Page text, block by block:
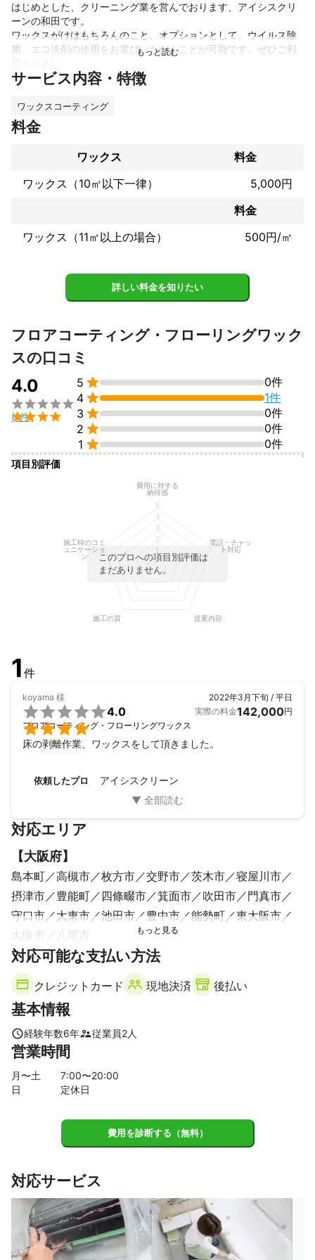
はじめとした、クリーニング業を営んでおります、アイシスクリ
ーンの和田です。
ワックスがけはもちろんのこと、オプションとして、ウイルス除
菌、エコ洗剤の使用をお選びいただくことが可能です。ぜひご利
親切丁寧で幅広い対応を強みとしております。
これまでの実績
一般家庭～工務店様、不動産など様々な所で施工させていただい
アピールポイント
クリーニング歴10年以上のスタッフが、作業の外注なしの完全自
また、スタッフは非喫煙者で、検温とマスクの着用を徹底、ご自
サービス内容・特徴
ワックスコーティング
料金
ワックス
料金
ワックス（10㎡以下一律）
5,000円
料金
ワックス（11㎡以上の場合）
500円/㎡
詳しい料金を知りたい
フロアコーティング・フローリングワック
スの口コミ
4.0


(1件)
5 
0件
4 
1件
3 
0件
2 
0件
1  0件
項目別評価
このプロへの項目別評価は
まだありません。
費用に対する
納得感
電話・チャッ
ト対応
提案内容
施工の質
施工時のコミ
ュニケーショ
ン
1
2
3
4
5
1 件
koyama 様


4.0
フロアコーティング・フローリングワックス
2022年3月下旬 / 平日
実際の料金142,000円
床の剥離作業、ワックスをして頂きました。
依頼したプロ アイシスクリーン
対応エリア
【大阪府】
島本町 高槻市 枚方市 交野市 茨木市
寝屋川市
摂津市
豊能町 四條畷市 箕面市 吹田市
門真市
守口市
大東市 池田市 豊中市 能勢町
東大阪市
大阪市
八尾市
【奈良県】
生駒市 平群町 大和郡山市
三郷町
川西町 王寺町 天理市
【京都府】
向日市 長岡京市 大山崎町
宇治市
八幡市
井手町
精華町 亀岡市
南山城村
南丹市
猪名川町 宝塚市
】
草津市 大津市
竜王町
対応可能な支払い方法
クレジットカード 現地決済 後払い
基本情報
経験年数6年 従業員2人
営業時間
月〜土 7:00〜20:00
日
定休日
費用を診断する（無料）
対応サービス